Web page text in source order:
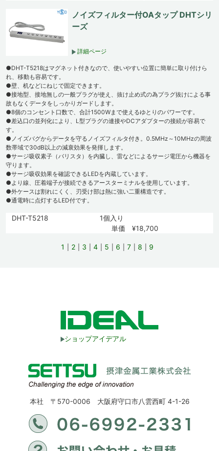
ノイズフィルター付OAタップ DHTシリ
ーズ
詳細ページ
●DHT-T5218はマグネット付きなので、使いやすい位置に簡単に取り付けら
れ、移動も容易です。
●壁、机などにねじで固定できます。
●接地型、接地無しの一般プラグが使え、抜け止め式の為プラグ抜けによる事
故もなくデータをしっかりガードします。
●8個のコンセント口数で、合計1500Wまで使えるゆとりのパワーです。
●差込口の並列化により、L型プラグの連接やDCアダプターの接続が容易で
す。
●ノイズバグからデータを守るノイズフィルタ付き。0.5MHz～10MHzの周波
数帯域で30dB以上の減衰効果を発揮します。
●サージ吸収素子（バリスタ）を内臓し、雷などによるサージ電圧から機器を
守ります。
●サージ吸収効果を確認できるLEDを内蔵しています。
●より線、圧着端子が接続できるアースターミナルを使用しています。
●外ケースは割れにくく、刃受け部は熱に強い二重構造です。
●通電時に点灯するLED付です。
DHT-T5218
1個入り
単価 ¥18,700
1 2 3 4 5 6 7 8 9
ショップアイデアル
本社 〒570-0006 大阪府守口市八雲西町 4-1-26